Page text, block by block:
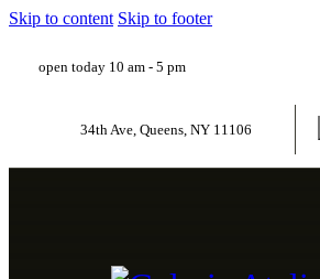
Skip to content Skip to footer
open today 10 am - 5 pm
34th Ave, Queens, NY 11106